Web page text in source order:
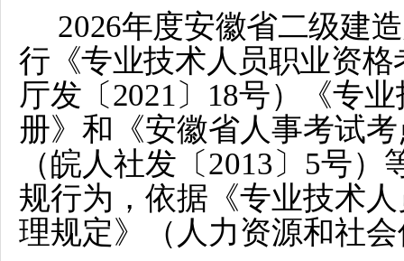
2026年度安徽省二级建
行《专业技术人员职业资
厅发〔2021〕18号）
《专
册》和《安徽省人事考试
（皖人社发〔2013〕5号
规行为，依据《专业技术
理规定》（人力资源和社